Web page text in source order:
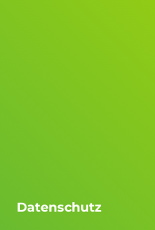
Datenschutz